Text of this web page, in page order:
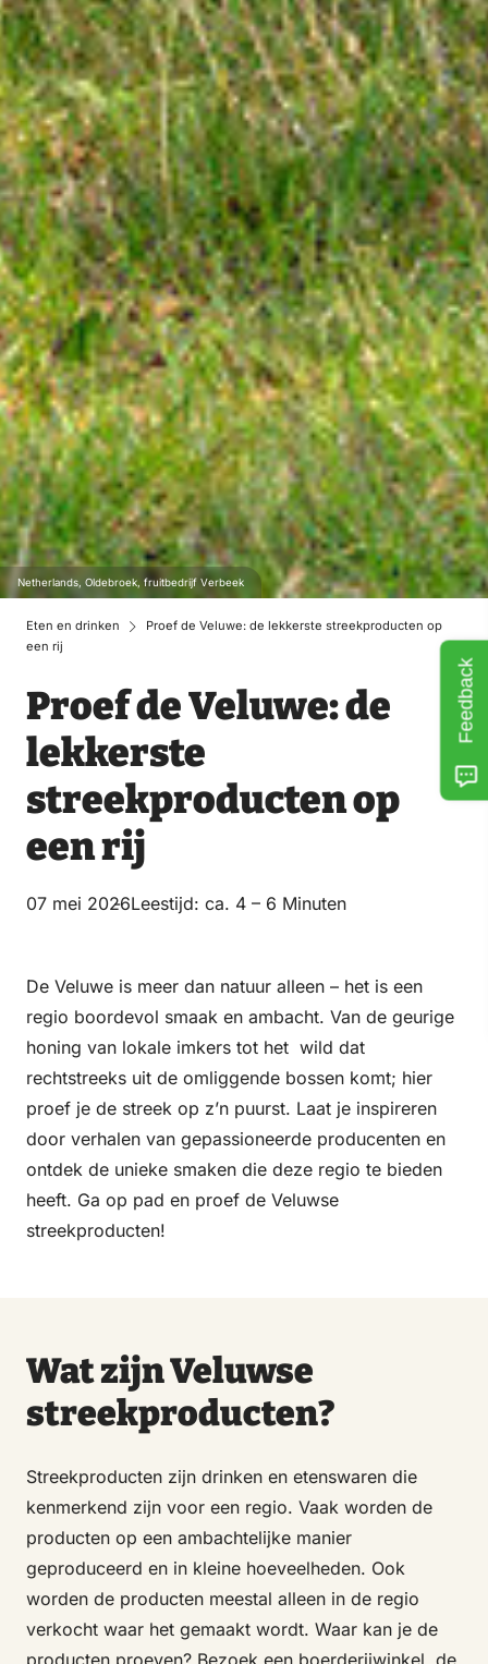
Netherlands, Oldebroek, fruitbedrijf Verbeek
Eten en drinken
Proef de Veluwe: de lekkerste streekproducten op
een rij
Proef de Veluwe: de
lekkerste
streekproducten op
een rij
07 mei 2026Leestijd: ca. 4 – 6 Minuten
De Veluwe is meer dan natuur alleen – het is een
regio boordevol smaak en ambacht. Van de geurige
honing van lokale imkers tot het wild dat
rechtstreeks uit de omliggende bossen komt; hier
proef je de streek op z’n puurst. Laat je inspireren
door verhalen van gepassioneerde producenten en
ontdek de unieke smaken die deze regio te bieden
heeft. Ga op pad en proef de Veluwse
streekproducten!
Wat zijn Veluwse
streekproducten?
Streekproducten zijn drinken en etenswaren die
kenmerkend zijn voor een regio. Vaak worden de
producten op een ambachtelijke manier
geproduceerd en in kleine hoeveelheden. Ook
worden de producten meestal alleen in de regio
verkocht waar het gemaakt wordt. Waar kan je de
producten proeven? Bezoek een boerderijwinkel, de
Feedback